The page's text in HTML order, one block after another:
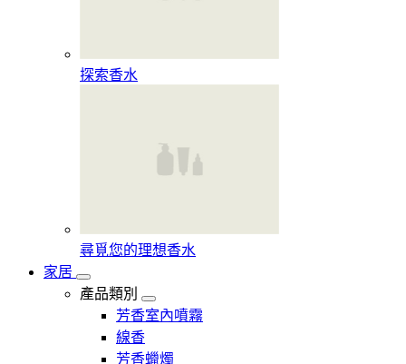
探索香水​
尋覓您的理想香水​
家居
產品類別
芳香室內噴霧
線香
芳香蠟燭